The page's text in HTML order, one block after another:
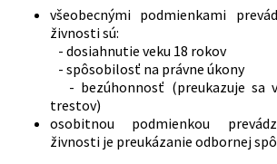
všeobecnými podmienkami
živnosti sú:
- dosiahnutie veku 18 rokov
- spôsobilosť na právne úkony
- bezúhonnosť (preukazuje sa
trestov)
osobitnou podmienkou
živnosti je preukázanie odbornej